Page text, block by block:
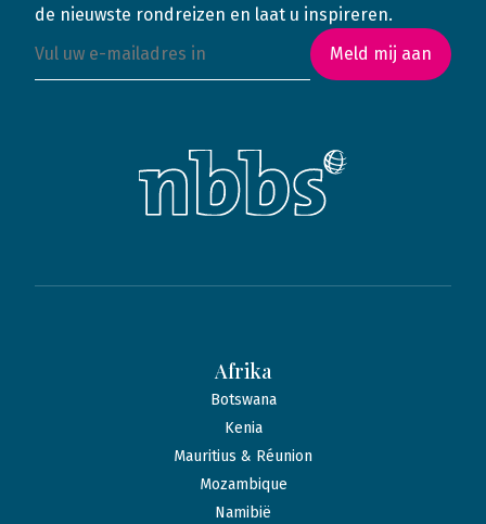
de nieuwste rondreizen en laat u inspireren.
Meld mij aan
Afrika
Botswana
Kenia
Mauritius & Réunion
Mozambique
Namibië